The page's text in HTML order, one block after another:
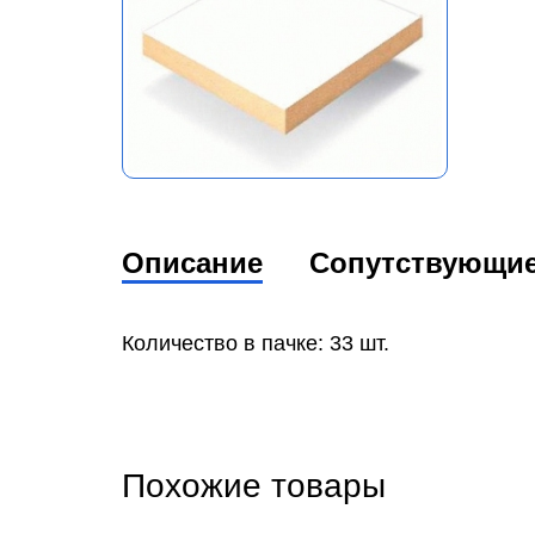
Описание
Количество в пачке: 33 шт.
Похожие товары